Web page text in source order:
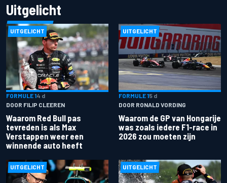
Uitgelicht
UITGELICHT
FORMULE 14 d
DOOR FILIP CLEEREN
Waarom Red Bull pas
tevreden is als Max
Verstappen weer een
winnende auto heeft
UITGELICHT
FORMULE 15 d
DOOR RONALD VORDING
Waarom de GP van Hongarije
was zoals iedere F1-race in
2026 zou moeten zijn
UITGELICHT UITGELICHT